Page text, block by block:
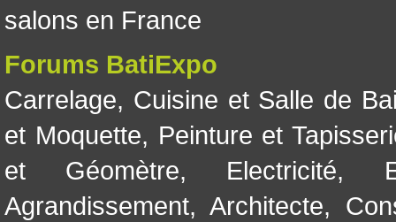
salons en France
Forums BatiExpo
Carrelage, Cuisine et Salle de
et Moquette, Peinture et
et Géomètre, Electricité,
Agrandissement, Architecte,